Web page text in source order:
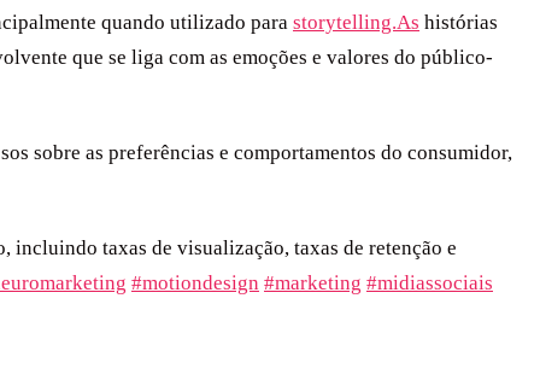
quando utilizado para storytelling.As histórias
que se liga com as emoções e valores do público-
sobre as preferências e comportamentos do consumidor,
incluindo taxas de visualização, taxas de retenção e
#motiondesign #marketing #midiassociais